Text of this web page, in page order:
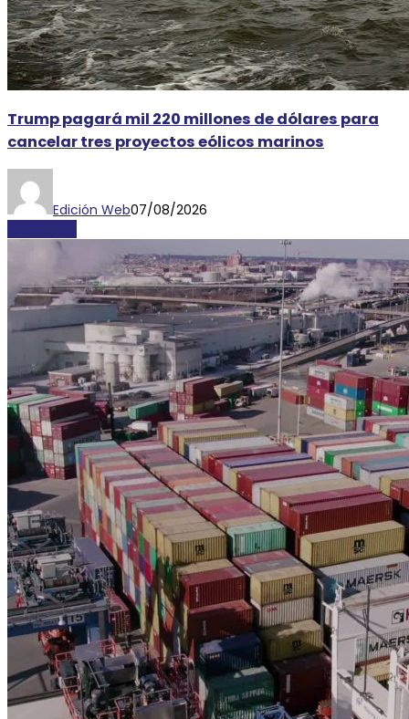
Trump pagará mil 220 millones de dólares para
cancelar tres proyectos eólicos marinos
Edición Web07/08/2026